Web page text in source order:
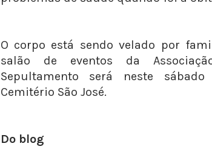
O corpo está sendo velado por
salão de eventos da
Sepultamento será neste
Cemitério São José.
Do blog